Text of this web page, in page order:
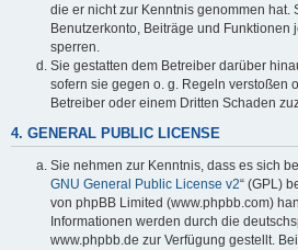
die er nicht zur Kenntnis genommen hat.
Benutzerkonto, Beiträge und Funktionen
sperren.
Sie gestatten dem Betreiber darüber
sofern sie gegen o. g. Regeln verstoßen
Betreiber oder einem Dritten Schaden
4. GENERAL PUBLIC LICENSE
Sie nehmen zur Kenntnis, dass es sich
GNU General Public License v2“ (GPL)
von phpBB Limited (www.phpbb.com)
Informationen werden durch die
www.phpbb.de zur Verfügung gestellt.